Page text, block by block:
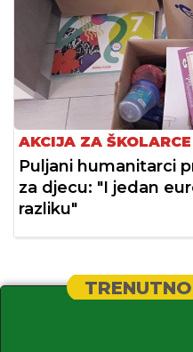
AKCIJA ZA ŠKOLARCE
Puljani humanitarci
za djecu: "I jedan
razliku"